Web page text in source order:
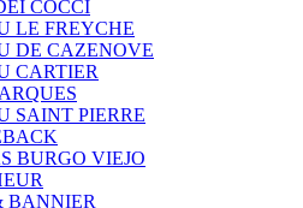
COCCI
LE FREYCHE
DE CAZENOVE
CARTIER
SAINT PIERRE
BURGO VIEJO
BANNIER